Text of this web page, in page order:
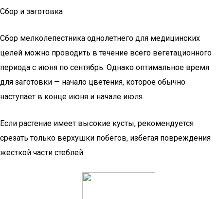
Сбор и заготовка
Сбор мелколепестника однолетнего для медицинских
целей можно проводить в течение всего вегетационного
периода с июня по сентябрь. Однако оптимальное время
для заготовки — начало цветения, которое обычно
наступает в конце июня и начале июля.
Если растение имеет высокие кусты, рекомендуется
срезать только верхушки побегов, избегая повреждения
жесткой части стеблей.